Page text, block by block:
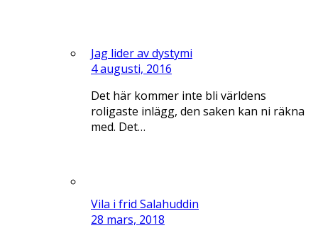
Jag lider av dystymi
4 augusti, 2016
Det här kommer inte bli världens
roligaste inlägg, den saken kan ni räkna
med. Det…
Vila i frid Salahuddin
28 mars, 2018